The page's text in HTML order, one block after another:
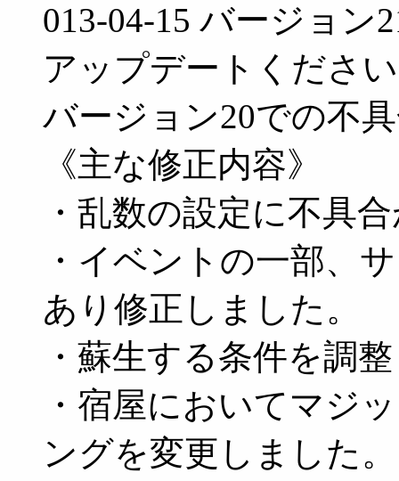
013-04-15 バージョン
アップデートくださ
バージョン20での不
《主な修正内容》
・乱数の設定に不具
・イベントの一部、
あり修正しました。
・蘇生する条件を調
・宿屋においてマジ
ングを変更しました。